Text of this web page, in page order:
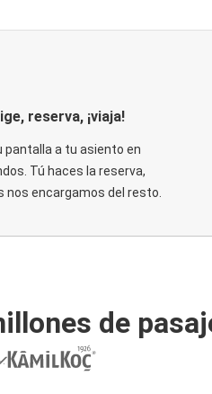
reserva, ¡viaja!
pantalla a tu asiento en
Tú haces la reserva,
nos encargamos del resto.
de